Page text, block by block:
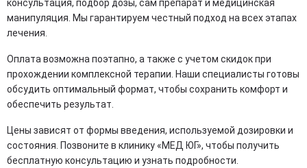
консультация, подбор дозы, сам препарат и медицинская
манипуляция. Мы гарантируем честный подход на всех этапах
лечения.
Оплата возможна поэтапно, а также с учетом скидок при
прохождении комплексной терапии. Наши специалисты готовы
обсудить оптимальный формат, чтобы сохранить комфорт и
обеспечить результат.
Цены зависят от формы введения, используемой дозировки и
состояния. Позвоните в клинику «МЕД ЮГ», чтобы получить
бесплатную консультацию и узнать подробности.